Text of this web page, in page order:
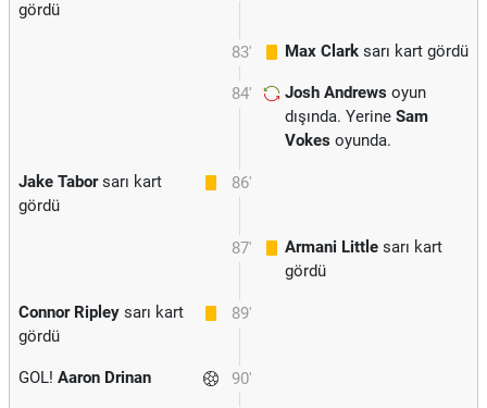
gördü
83' Max Clark sarı kart gördü
84' Josh Andrews oyun
dışında. Yerine Sam
Vokes oyunda.
86'
Jake Taborsarı kart
gördü
87' Armani Little sarı kart
gördü
89'
Connor Ripley sarı kart
gördü
90'
GOL! Aaron Drinan